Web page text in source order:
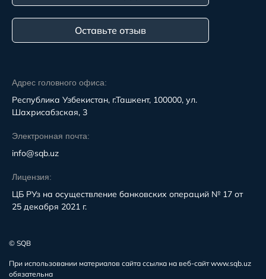
Адрес головного офиса:
Республика Узбекистан, г.Ташкент, 100000, ул.
Шахрисабзская, 3
Электронная почта:
info@sqb.uz
Лицензия:
ЦБ РУз на осуществление банковских операций № 17 от
25 декабря 2021 г.
Оставьте отзыв
© SQB
При использовании материалов сайта ссылка на веб-сайт www.sqb.uz
обязательна